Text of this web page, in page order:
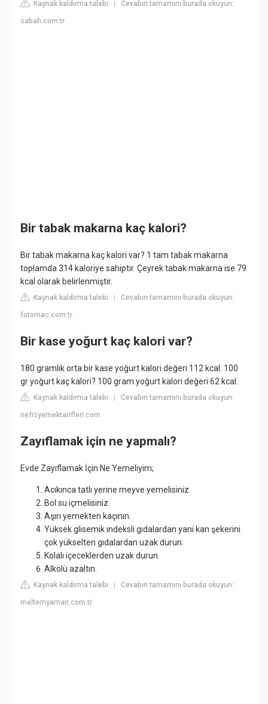
Kaynak kaldırma talebi |Cevabın tamamını burada okuyun:
sabah.com.tr
Bir tabak makarna kaç kalori?
Bir tabak makarna kaç kalori var? 1 tam tabak makarna
toplamda 314 kaloriye sahiptir. Çeyrek tabak makarna ise 79
kcal olarak belirlenmiştir.
Kaynak kaldırma talebi |Cevabın tamamını burada okuyun:
fotomac.com.tr
Bir kase yoğurt kaç kalori var?
180 gramlık orta bir kase yoğurt kalori değeri 112 kcal. 100
gr yoğurt kaç kalori? 100 gram yoğurt kalori değeri 62 kcal.
Kaynak kaldırma talebi |Cevabın tamamını burada okuyun:
nefisyemektarifleri.com
Zayıflamak için ne yapmalı?
Evde Zayıflamak İçin Ne Yemeliyim;
Acıkınca tatlı yerine meyve yemelisiniz.
Bol su içmelisiniz.
Aşırı yemekten kaçının.
Yüksek glisemik indeksli gıdalardan yani kan şekerini
çok yükselten gıdalardan uzak durun.
Kolalı içeceklerden uzak durun.
Alkolü azaltın.
Kaynak kaldırma talebi |Cevabın tamamını burada okuyun:
meltemyaman.com.tr